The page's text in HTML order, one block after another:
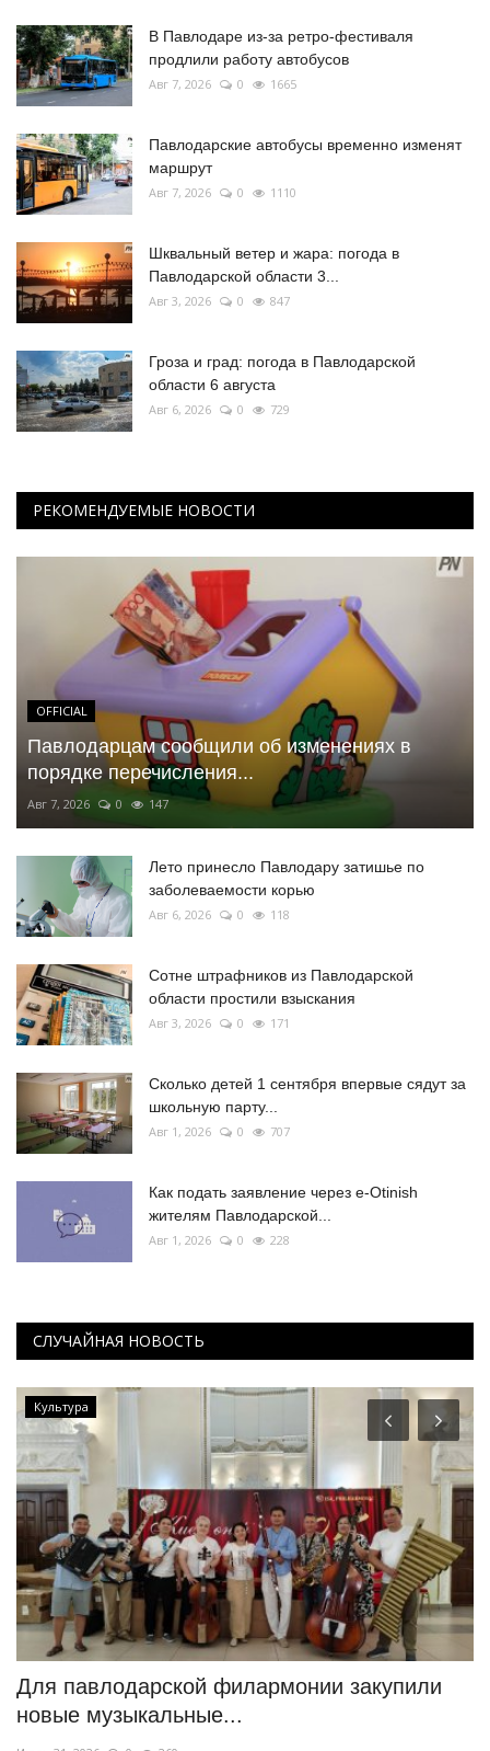
В Павлодаре из-за ретро-фестиваля
продлили работу автобусов
Авг 7, 2026 0 1665
Павлодарские автобусы временно изменят
маршрут
Авг 7, 2026 0 1110
Шквальный ветер и жара: погода в
Павлодарской области 3...
Авг 3, 2026 0 847
Гроза и град: погода в Павлодарской
области 6 августа
Авг 6, 2026 0 729
РЕКОМЕНДУЕМЫЕ НОВОСТИ
OFFICIAL
Павлодарцам сообщили об изменениях в
порядке перечисления...
Авг 7, 2026 0 147
Лето принесло Павлодару затишье по
заболеваемости корью
Авг 6, 2026 0 118
Сотне штрафников из Павлодарской
области простили взыскания
Авг 3, 2026 0 171
Сколько детей 1 сентября впервые сядут за
школьную парту...
Авг 1, 2026 0 707
Как подать заявление через e-Otinish
жителям Павлодарской...
Авг 1, 2026 0 228
СЛУЧАЙНАЯ НОВОСТЬ
Культура
Для павлодарской филармонии закупили
новые музыкальные...